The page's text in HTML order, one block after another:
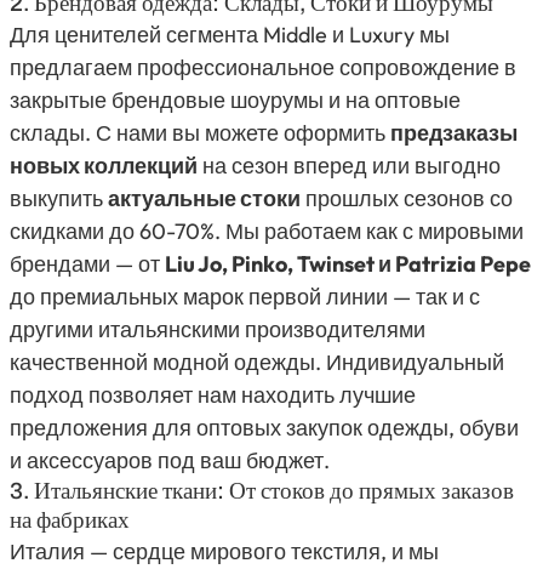
Для ценителей сегмента Middle и Luxury мы
предлагаем профессиональное сопровождение в
закрытые брендовые шоурумы и на оптовые
склады. С нами вы можете оформить предзаказы
новых коллекций на сезон вперед или выгодно
выкупитьактуальные стоки прошлых сезонов со
скидками до 60-70%. Мы работаем как с мировыми
брендами — от Liu Jo, Pinko, Twinset и Patrizia Pepe
до премиальных марок первой линии — так и с
другими итальянскими производителями
качественной модной одежды. Индивидуальный
подход позволяет нам находить лучшие
предложения для оптовых закупок одежды, обуви
и аксессуаров под ваш бюджет.
3. Итальянские ткани: От стоков до прямых заказов
на фабриках
Италия — сердце мирового текстиля, и мы